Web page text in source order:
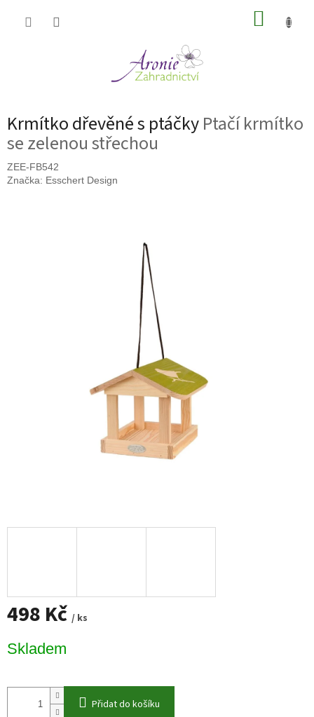
Krmítko dřevěné s ptáčkyPtačí krmítko
se zelenou střechou
ZEE-FB542
Značka: Esschert Design
498 Kč / ks
cena:
Skladem
Přidat do košíku